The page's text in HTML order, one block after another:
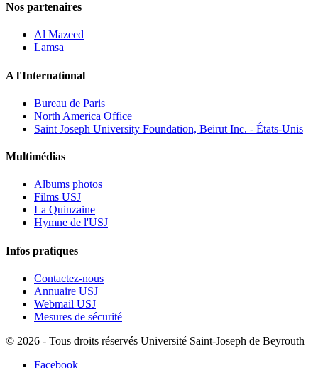
Nos partenaires
Al Mazeed
Lamsa
A l'International
Bureau de Paris
North America Office
Saint Joseph University Foundation, Beirut Inc. - États-Unis
Multimédias
Albums photos
Films USJ
La Quinzaine
Hymne de l'USJ
Infos pratiques
Contactez-nous
Annuaire USJ
Webmail USJ
Mesures de sécurité
© 2026 - Tous droits réservés Université Saint-Joseph de Beyrouth
Facebook